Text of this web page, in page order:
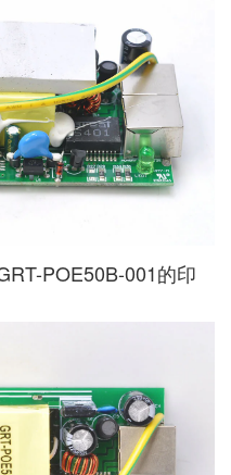
POE50B-001的印